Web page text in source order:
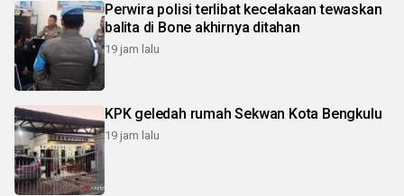
Perwira polisi terlibat kecelakaan tewaskan
balita di Bone akhirnya ditahan
19 jam lalu
KPK geledah rumah Sekwan Kota Bengkulu
19 jam lalu